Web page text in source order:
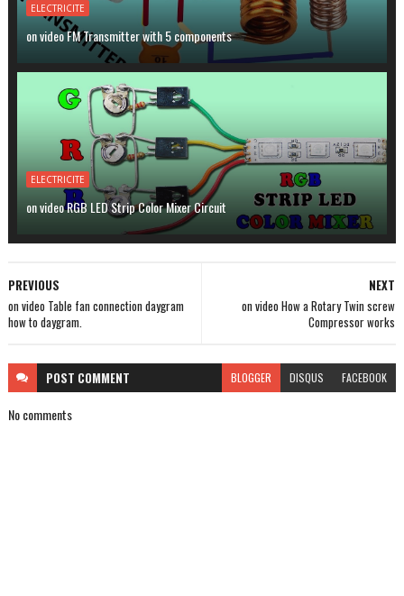
ELECTRICITE
on video FM Transmitter with 5 components
ELECTRICITE
on video RGB LED Strip Color Mixer Circuit
NEXT
on video How a Rotary Twin screw
Compressor works
PREVIOUS
on video Table fan connection daygram
how to daygram.
POST COMMENT BLOGGER DISQUS FACEBOOK
No comments